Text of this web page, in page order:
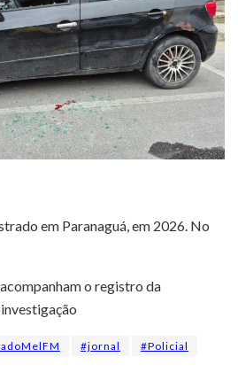
em Paranaguá, em 2026. No
o registro da
#jornal
#Policial